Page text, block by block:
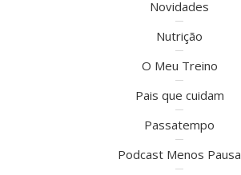
Novidades
Nutrição
O Meu Treino
Pais que cuidam
Passatempo
Podcast Menos Pausa